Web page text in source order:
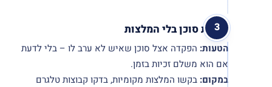
בחירת סוכן בלי המלצות
הטעות: הפקדה אצל סוכן שאיש לא ערב לו – בלי לדעת
אם הוא משלם זכיות בזמן.
במקום: בקשו המלצות מקומיות, בדקו קבוצות טלגרם